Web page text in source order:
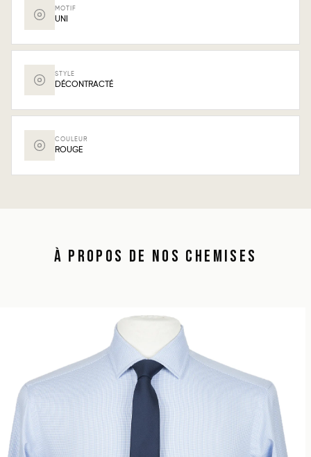
MOTIF
UNI
STYLE
DÉCONTRACTÉ
COULEUR
ROUGE
À PROPOS DE NOS CHEMISES